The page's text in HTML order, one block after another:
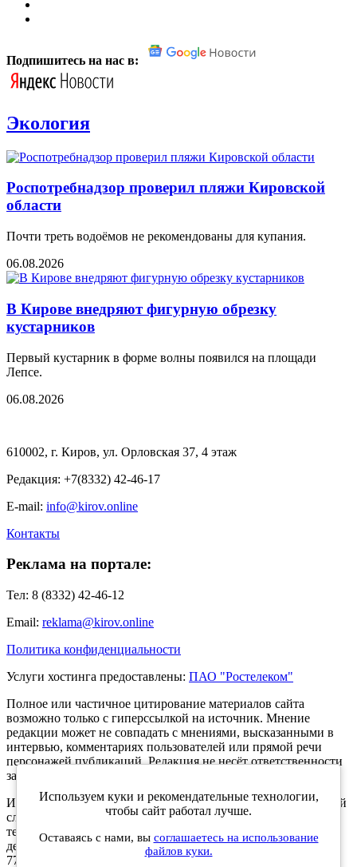
Подпишитесь на нас в:
Экология
Роспотребнадзор проверил пляжи Кировской
области
Почти треть водоёмов не рекомендованы для купания.
06.08.2026
В Кирове внедряют фигурную обрезку
кустарников
Первый кустарник в форме волны появился на площади
Лепсе.
06.08.2026
610002, г. Киров, ул. Орловская 37, 4 этаж
Редакция: +7(8332) 42-46-17
E-mail: info@kirov.online
Контакты
Реклама на портале:
Тел: 8 (8332) 42-46-12
Email: reklama@kirov.online
Политика конфиденциальности
Услуги хостинга предоставлены: ПАО "Ростелеком"
Полное или частичное цитирование материалов сайта
возможно только с гиперссылкой на источник. Мнение
редакции может не совпадать с мнениями, высказанными в
интервью, комментариях пользователей или прямой речи
персонажей публикаций. Редакция не несёт ответственности
за текст комментариев читателей.
Интернет-портал Kirov.online зарегистрирован в Федеральной
службе по надзору в сфере связи, информационных
технологий и массовых коммуникаций (Роскомнадзор) 5
декабря 2019 года. Регистрационный номер ЭЛ № ФС 77 -
77189.
Используем куки и рекомендательные технологии,
чтобы сайт работал лучше.
Оставаясь с нами, вы соглашаетесь на использование
файлов куки.